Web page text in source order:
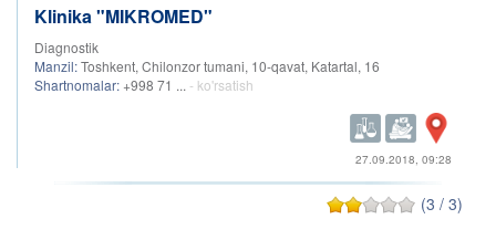
Klinika "MIKROMED"
Diagnostik
Manzil:Toshkent, Chilonzor tumani, 10-qavat, Katartal, 16
Shartnomalar: +998 71 ... - ko'rsatish
27.09.2018, 09:28
(3 / 3)